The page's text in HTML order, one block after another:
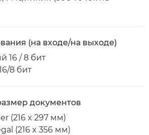
(на входе/на выходе)
16 / 8 бит
8 бит
документов
(216 x 297 мм)
(216 x 356 мм)